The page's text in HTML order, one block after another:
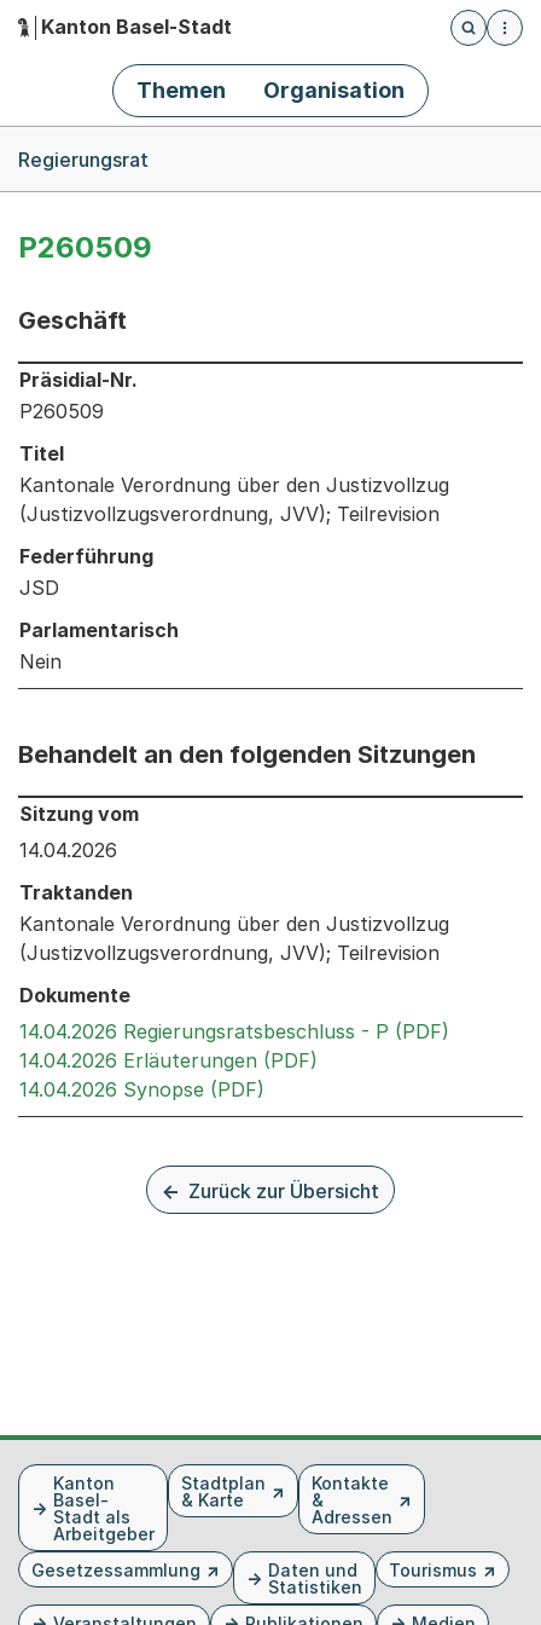
Hauptnavigation
Kanton Basel-Stadt
Öffnet
Themen Organisation
Regierungsrat
P260509
Geschäft
Informationen zum Ausgewählten Geschäft
Präsidial-Nr.
P260509
Titel
Kantonale Verordnung über den Justizvollzug
(Justizvollzugsverordnung, JVV); Teilrevision
Federführung
JSD
Parlamentarisch
Nein
Behandelt an den folgenden Sitzungen
Behandelt an den folgenden Sitzungen: Informationen
Sitzung vom
14.04.2026
Traktanden
Kantonale Verordnung über den Justizvollzug
(Justizvollzugsverordnung, JVV); Teilrevision
Dokumente
14.04.2026 Regierungsratsbeschluss - P (PDF)
14.04.2026 Erläuterungen (PDF)
14.04.2026 Synopse (PDF)
Zurück zur Übersicht
FusszeileKanton
Basel-
Stadt als
Arbeitgeber
Stadtplan
& Karte
Kontakte
&
Adressen
Gesetzessammlung
Daten und
Statistiken
Tourismus